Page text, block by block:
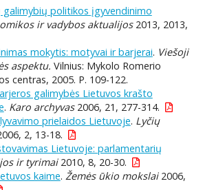
politikos įgyvendinimo
ir vadybos aktualijos2013, 2013,
mokytis: motyvai ir barjerai. Viešoji
aspektu. Vilnius: Mykolo Romerio
centras, 2005. P. 109-122.
galimybės Lietuvos krašto
. Karo archyvas2006, 21, 277-314.
prielaidos Lietuvoje. Lyčių
2, 13-18.
Lietuvoje: parlamentarių
ir tyrimai2010, 8, 20-30.
kaime. Žemės ūkio mokslai2006,